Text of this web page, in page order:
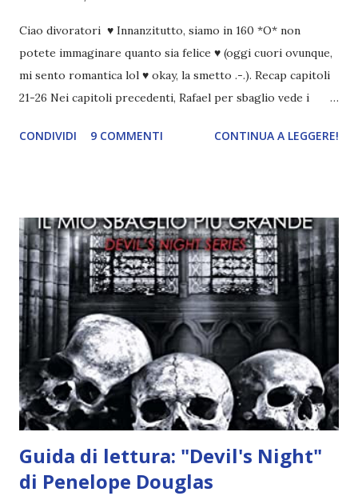
Ciao divoratori ♥ Innanzitutto, siamo in 160 *O* non
potete immaginare quanto sia felice ♥ (oggi cuori ovunque,
mi sento romantica lol ♥ okay, la smetto .-.). Recap capitoli
21-26 Nei capitoli precedenti, Rafael per sbaglio vede i
incontrano e Hesediel mostra loro come combattere i puri.
angelo puro, Elemiah. Ma, a differenza di cosa pensano,
l'angelo non ha intenzione di fare una strage, piuttosto è lì
per avvertili che Mikael non è più "l'angelo puro" che
credono e che potrebbe aver ucciso altri mezzi angeli, tipo
Rafael. A quelle parole, Haniel seguito da altri ibridi, si reca
nell'appartamento, senza risultati. Infine cercano nella
chiesetta. Lì trovano Rafael alle prese con gli angeli puri,
ma questa volta ...
CONDIVIDI 9 COMMENTI CONTINUA A LEGGERE!
Guida di lettura: "Devil's Night"
di Penelope Douglas